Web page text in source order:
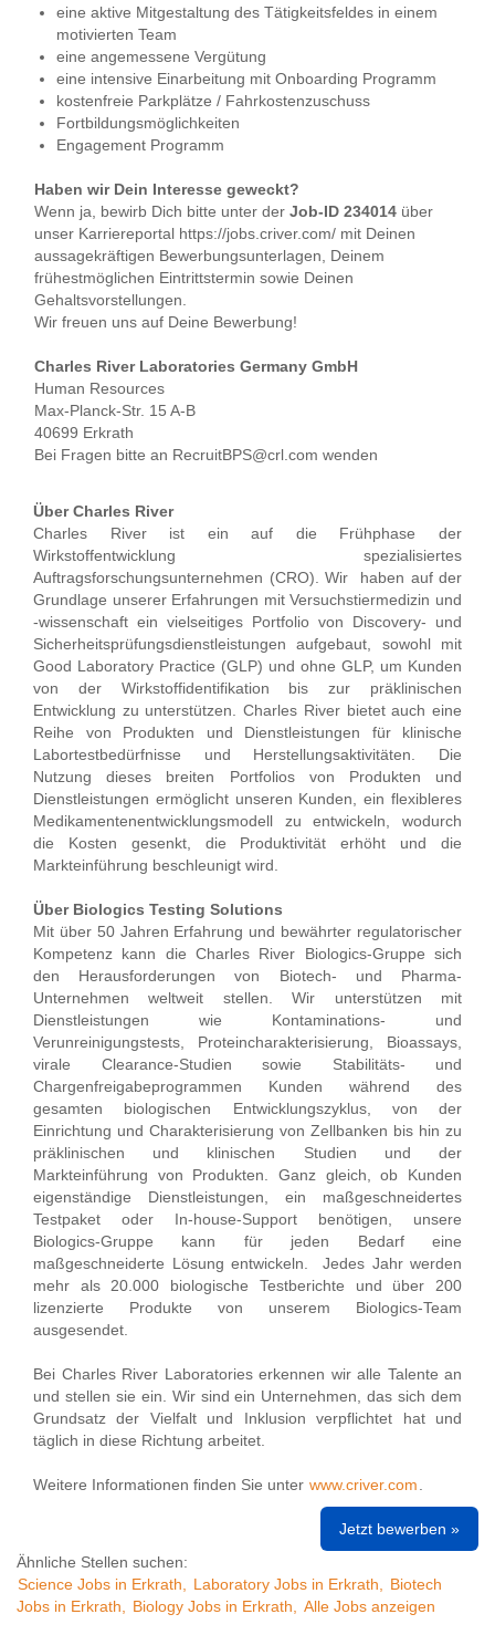
eine aktive Mitgestaltung des Tätigkeitsfeldes in einem
motivierten Team
eine angemessene Vergütung
eine intensive Einarbeitung mit Onboarding Programm
kostenfreie Parkplätze / Fahrkostenzuschuss
Fortbildungsmöglichkeiten
Engagement Programm
Haben wir Dein Interesse geweckt?
Wenn ja, bewirb Dich bitte unter der Job-ID 234014 über
unser Karriereportal https://jobs.criver.com/ mit Deinen
aussagekräftigen Bewerbungsunterlagen, Deinem
frühestmöglichen Eintrittstermin sowie Deinen
Gehaltsvorstellungen.
Wir freuen uns auf Deine Bewerbung!
Charles River Laboratories Germany GmbH
Human Resources
Max-Planck-Str. 15 A-B
40699 Erkrath
Bei Fragen bitte an RecruitBPS@crl.com wenden
Über Charles River
Charles River ist ein auf die Frühphase der
Wirkstoffentwicklung spezialisiertes
Auftragsforschungsunternehmen (CRO). Wir haben auf der
Grundlage unserer Erfahrungen mit Versuchstiermedizin und
-wissenschaft ein vielseitiges Portfolio von Discovery- und
Sicherheitsprüfungsdienstleistungen aufgebaut, sowohl mit
Good Laboratory Practice (GLP) und ohne GLP, um Kunden
von der Wirkstoffidentifikation bis zur präklinischen
Entwicklung zu unterstützen. Charles River bietet auch eine
Reihe von Produkten und Dienstleistungen für klinische
Labortestbedürfnisse und Herstellungsaktivitäten. Die
Nutzung dieses breiten Portfolios von Produkten und
Dienstleistungen ermöglicht unseren Kunden, ein flexibleres
Medikamentenentwicklungsmodell zu entwickeln, wodurch
die Kosten gesenkt, die Produktivität erhöht und die
Markteinführung beschleunigt wird.
Über Biologics Testing Solutions
Mit über 50 Jahren Erfahrung und bewährter regulatorischer
Kompetenz kann die Charles River Biologics-Gruppe sich
den Herausforderungen von Biotech- und Pharma-
Unternehmen weltweit stellen. Wir unterstützen mit
Dienstleistungen wie Kontaminations- und
Verunreinigungstests, Proteincharakterisierung, Bioassays,
virale Clearance-Studien sowie Stabilitäts- und
Chargenfreigabeprogrammen Kunden während des
gesamten biologischen Entwicklungszyklus, von der
Einrichtung und Charakterisierung von Zellbanken bis hin zu
präklinischen und klinischen Studien und der
Markteinführung von Produkten. Ganz gleich, ob Kunden
eigenständige Dienstleistungen, ein maßgeschneidertes
Testpaket oder In-house-Support benötigen, unsere
Biologics-Gruppe kann für jeden Bedarf eine
maßgeschneiderte Lösung entwickeln. Jedes Jahr werden
mehr als 20.000 biologische Testberichte und über 200
lizenzierte Produkte von unserem Biologics-Team
ausgesendet.
Bei Charles River Laboratories erkennen wir alle Talente an
und stellen sie ein. Wir sind ein Unternehmen, das sich dem
Grundsatz der Vielfalt und Inklusion verpflichtet hat und
täglich in diese Richtung arbeitet.
Weitere Informationen finden Sie unter www.criver.com
Jetzt bewerben »
Ähnliche Stellen suchen:
Science Jobs in Erkrath,
Laboratory Jobs in Erkrath,
Biotech
Jobs in Erkrath,
Biology Jobs in Erkrath, Alle Jobs anzeigen